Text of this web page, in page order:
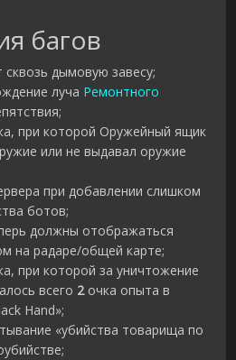
багов
дымовую завесу;
луча Ремонтного
при которой Оружейный ящик
или не выдавал оружие
при добавлении слишком
ботов;
должны отображаться
на радаре/общей карте;
при которой за уничтожение
всего 2очка опыта в
Hand»;
«убийства товарища по